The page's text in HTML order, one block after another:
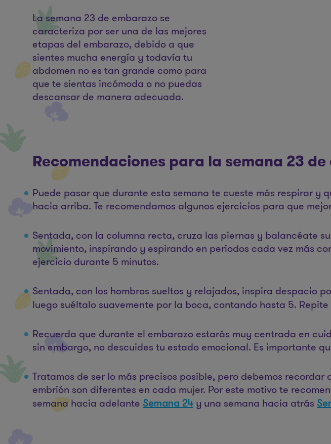
La semana 23 de embarazo se
caracteriza por ser una de las mejores
etapas del embarazo, debido a que
sientes mucha energía y todavía tu
abdomen no es tan grande como para
que te sientas incómoda o no puedas
descansar de manera adecuada.
Recomendaciones para la semana 23
Puede pasar que durante esta semana te cueste más respirar
hacia arriba. Te recomendamos algunos ejercicios para que
Sentada, con la columna recta, cruza las piernas y balancéate
movimiento, inspirando y espirando en periodos cada vez más
ejercicio durante 5 minutos.
Sentada, con los hombros sueltos y relajados, inspira despacio
luego suéltalo suavemente por la boca, contando hasta 5.
Recuerda que durante el embarazo estarás muy centrada en
sin embargo, no descuides tu estado emocional. Es importante
Tratamos de ser lo más precisos posible, pero debemos
embrión son diferentes en cada mujer. Por este motivo te
semana hacia adelante Semana 24 y una semana hacia atrás